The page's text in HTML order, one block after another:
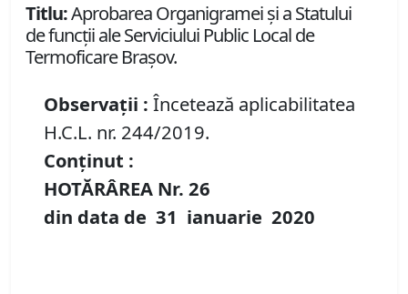
Titlu:Aprobarea Organigramei şi a Statului
de funcţii ale Serviciului Public Local de
Termoficare Brașov.
Observații : Încetează aplicabilitatea
H.C.L. nr. 244/2019.
Conținut :
HOTĂRÂREA Nr. 26
din data de 31 ianuarie 2020